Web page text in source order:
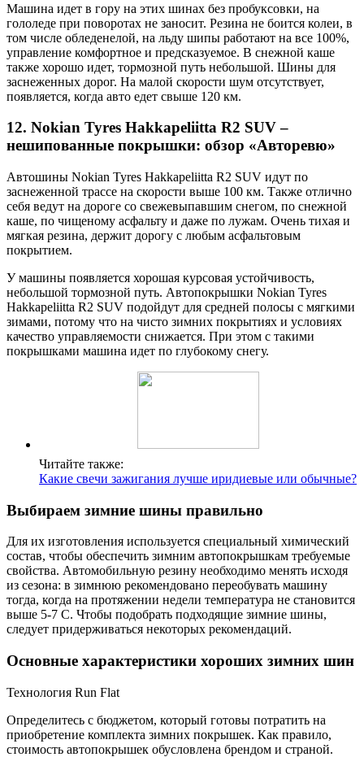
Машина идет в гору на этих шинах без пробуксовки, на
гололеде при поворотах не заносит. Резина не боится колеи, в
том числе обледенелой, на льду шипы работают на все 100%,
управление комфортное и предсказуемое. В снежной каше
также хорошо идет, тормозной путь небольшой. Шины для
заснеженных дорог. На малой скорости шум отсутствует,
появляется, когда авто едет свыше 120 км.
12. Nokian Tyres Hakkapeliitta R2 SUV –
нешипованные покрышки: обзор «Авторевю»
Автошины Nokian Tyres Hakkapeliitta R2 SUV идут по
заснеженной трассе на скорости выше 100 км. Также отлично
себя ведут на дороге со свежевыпавшим снегом, по снежной
каше, по чищеному асфальту и даже по лужам. Очень тихая и
мягкая резина, держит дорогу с любым асфальтовым
покрытием.
У машины появляется хорошая курсовая устойчивость,
небольшой тормозной путь. Автопокрышки Nokian Tyres
Hakkapeliitta R2 SUV подойдут для средней полосы с мягкими
зимами, потому что на чисто зимних покрытиях и условиях
качество управляемости снижается. При этом с такими
покрышками машина идет по глубокому снегу.
Читайте также:
Какие свечи зажигания лучше иридиевые или обычные?
Выбираем зимние шины правильно
Для их изготовления используется специальный химический
состав, чтобы обеспечить зимним автопокрышкам требуемые
свойства. Автомобильную резину необходимо менять исходя
из сезона: в зимнюю рекомендовано переобувать машину
тогда, когда на протяжении недели температура не становится
выше 5-7 С. Чтобы подобрать подходящие зимние шины,
следует придерживаться некоторых рекомендаций.
Основные характеристики хороших зимних шин
Технология Run Flat
Определитесь с бюджетом, который готовы потратить на
приобретение комплекта зимних покрышек. Как правило,
стоимость автопокрышек обусловлена брендом и страной.